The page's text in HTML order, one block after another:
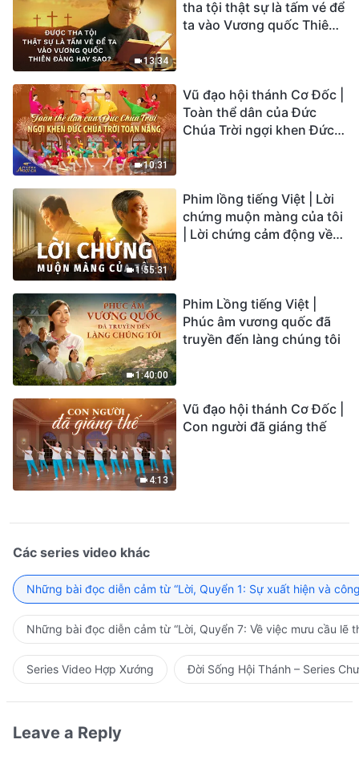
13:34
tha tội thật sự là tấm vé để
ta vào Vương quốc Thiên
10:31
Vũ đạo hội thánh Cơ Đốc |
Toàn thể dân của Đức
Chúa Trời ngợi khen Đức
1:55:31
Phim lồng tiếng Việt | Lời
chứng muộn màng của tôi
| Lời chứng cảm động về
1:40:00
Phim Lồng tiếng Việt |
Phúc âm vương quốc đã
truyền đến làng chúng tôi
4:13
Vũ đạo hội thánh Cơ Đốc |
Con người đã giáng thế
Các series video khác
Những bài đọc diễn cảm từ “Lời, Quyển 1: Sự xuất hiện và
Những bài đọc diễn cảm từ “Lời, Quyển 7: Về việc mưu cầu lẽ
Series Video Hợp Xướng Đời Sống Hội Thánh – Series
Leave a Reply